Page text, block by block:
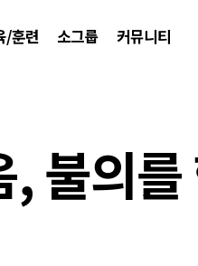
/훈련 소그룹 커뮤니티
불의를